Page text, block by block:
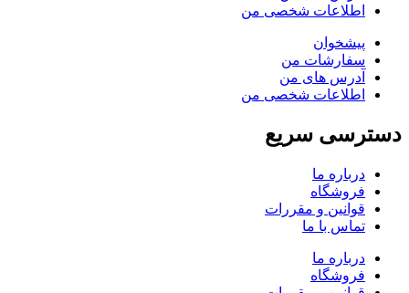
اطلاعات شخصی من
پیشخوان
سفارشات من
آدرس های من
اطلاعات شخصی من
دسترسی سریع
درباره ما
فروشگاه
قوانین و مقررات
تماس با ما
درباره ما
فروشگاه